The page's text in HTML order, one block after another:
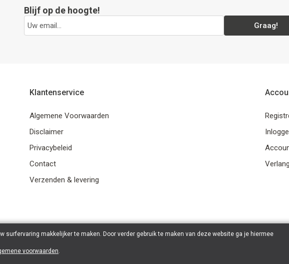
Blijf op de hoogte!
Graag!
Klantenservice
Algemene Voorwaarden
Disclaimer
Privacybeleid
Contact
Verzenden & levering
surfervaring makkelijker te maken. Door verder gebruik te maken van deze website ga je hiermee
voorwaarden.